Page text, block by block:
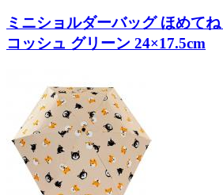
ミニショルダーバッグ ほめて
コッシュ グリーン 24×17.5cm